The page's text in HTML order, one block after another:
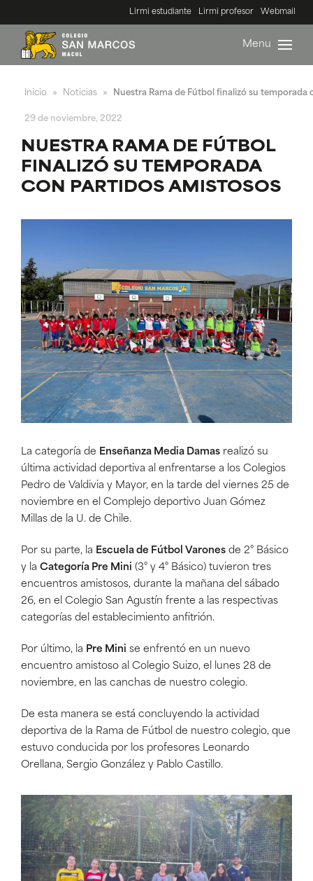
Lirmi estudiante Lirmi profesor Webmail
Menu
Inicio » Noticias » Nuestra Rama de Fútbol finalizó su temporada
29 de noviembre, 2022
NUESTRA RAMA DE FÚTBOL
FINALIZÓ SU TEMPORADA
CON PARTIDOS AMISTOSOS
La categoría de Enseñanza Media Damas realizó su
última actividad deportiva al enfrentarse a los Colegios
Pedro de Valdivia y Mayor, en la tarde del viernes 25 de
noviembre en el Complejo deportivo Juan Gómez
Millas de la U. de Chile.
Por su parte, la Escuela de Fútbol Varones de 2° Básico
y la Categoría Pre Mini (3° y 4° Básico) tuvieron tres
encuentros amistosos, durante la mañana del sábado
26, en el Colegio San Agustín frente a las respectivas
categorías del establecimiento anfitrión.
Por último, la Pre Mini se enfrentó en un nuevo
encuentro amistoso al Colegio Suizo, el lunes 28 de
noviembre, en las canchas de nuestro colegio.
De esta manera se está concluyendo la actividad
deportiva de la Rama de Fútbol de nuestro colegio, que
estuvo conducida por los profesores Leonardo
Orellana, Sergio González y Pablo Castillo.